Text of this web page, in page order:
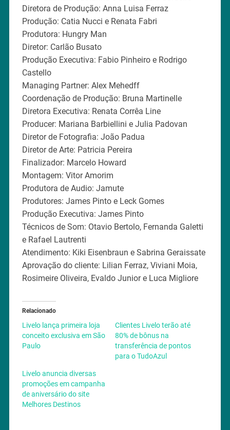
Diretora de Produção: Anna Luisa Ferraz
Produção: Catia Nucci e Renata Fabri
Produtora: Hungry Man
Diretor: Carlão Busato
Produção Executiva: Fabio Pinheiro e Rodrigo
Castello
Managing Partner: Alex Mehedff
Coordenação de Produção: Bruna Martinelle
Diretora Executiva: Renata Corrêa Line
Producer: Mariana Barbiellini e Julia Padovan
Diretor de Fotografia: João Padua
Diretor de Arte: Patricia Pereira
Finalizador: Marcelo Howard
Montagem: Vitor Amorim
Produtora de Audio: Jamute
Produtores: James Pinto e Leck Gomes
Produção Executiva: James Pinto
Técnicos de Som: Otavio Bertolo, Fernanda Galetti
e Rafael Lautrenti
Atendimento: Kiki Eisenbraun e Sabrina Geraissate
Aprovação do cliente: Lilian Ferraz, Viviani Moia,
Rosimeire Oliveira, Evaldo Junior e Luca Migliore
Relacionado
Livelo lança primeira loja
conceito exclusiva em São
Paulo
Clientes Livelo terão até
80% de bônus na
transferência de pontos
para o TudoAzul
Livelo anuncia diversas
promoções em campanha
de aniversário do site
Melhores Destinos